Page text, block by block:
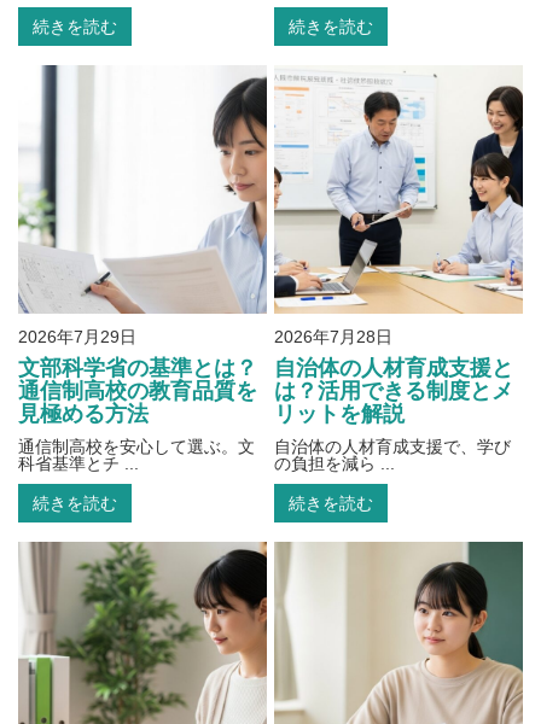
続きを読む 続きを読む
2026年7月29日
文部科学省の基準とは？
通信制高校の教育品質を
見極める方法
通信制高校を安心して選ぶ。文
科省基準とチ ...
続きを読む
2026年7月28日
自治体の人材育成支援と
は？活用できる制度とメ
リットを解説
自治体の人材育成支援で、学び
の負担を減ら ...
続きを読む